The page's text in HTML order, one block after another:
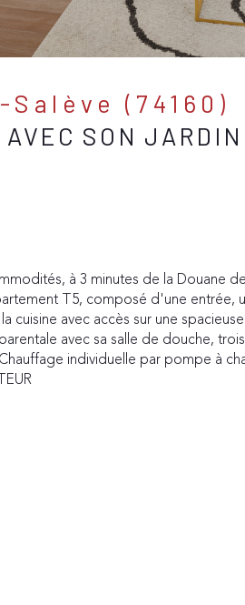
Salève (74160)
SON JARDIN
à 3 minutes de la Douane
T5, composé d'une entrée,
avec accès sur une
avec sa salle de douche, trois
individuelle par pompe à